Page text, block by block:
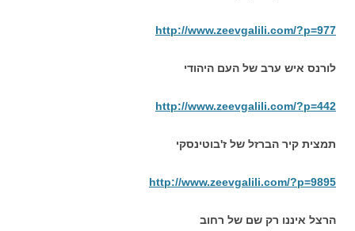
http://www.zeevgalili.com/?p=977
לורנס איש ערב של העם היהודי
http://www.zeevgalili.com/?p=442
תמצית קיר הברזל של ז'בוטינסקי
http://www.zeevgalili.com/?p=9895
הרצל איננו רק שם של רחוב